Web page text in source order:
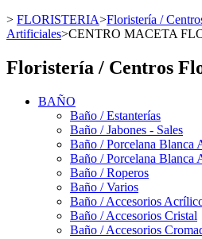
> FLORISTERIA>Floristería /
Artificiales>CENTRO MACETA
Floristería / Centros
BAÑO
Baño / Estanterías
Baño / Jabones - Sales
Baño / Porcelana Blanca
Baño / Porcelana Blanca
Baño / Roperos
Baño / Varios
Baño / Accesorios
Baño / Accesorios Cristal
Baño / Accesorios